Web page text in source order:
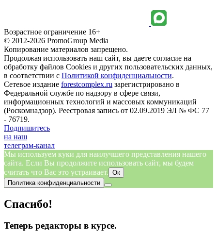
Возрастное ограничение 16+
© 2012-2026 PromoGroup Media
Копирование материалов запрещено.
Продолжая использовать наш сайт, вы даете согласие на
обработку файлов Cookies и других пользовательских данных,
в соответствии с Политикой конфиденциальности.
Сетевое издание forestcomplex.ru зарегистрировано в
Федеральной службе по надзору в сфере связи,
информационных технологий и массовых коммуникаций
(Роскомнадзор). Реестровая запись от 02.09.2019 ЭЛ № ФС 77
- 76719.
Подпишитесь
на наш
телеграм-канал
Мы используем куки для наилучшего представления нашего
сайта. Если Вы продолжите использовать сайт, мы будем
считать что Вас это устраивает. Ок
Политика конфиденциальности
Спасибо!
Теперь редакторы в курсе.